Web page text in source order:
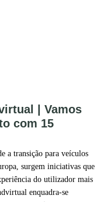
| Vamos
com 15
a transição para veículos
surgem iniciativas que
do utilizador mais
enquadra-se